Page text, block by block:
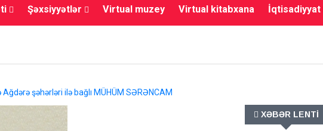
Şəxsiyyətlər Virtual muzey Virtual kitabxana İqtisadiyyat
şəhərləri ilə bağlı MÜHÜM SƏRƏNCAM
XƏBƏR LENTİ